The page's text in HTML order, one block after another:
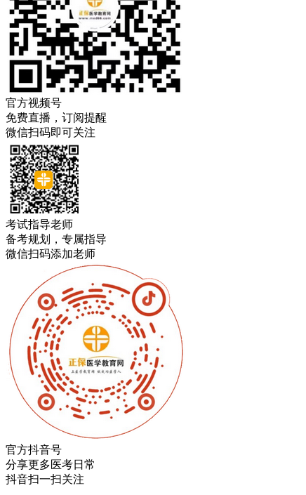
官方视频号
免费直播，订阅提醒
微信扫码即可关注
考试指导老师
备考规划，专属指导
微信扫码添加老师
官方抖音号
分享更多医考日常
抖音扫一扫关注